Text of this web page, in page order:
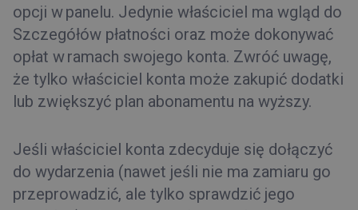
opcji w panelu. Jedynie właściciel ma wgląd do
Szczegółów płatności oraz może dokonywać
opłat w ramach swojego konta. Zwróć uwagę,
że tylko właściciel konta może zakupić dodatki
lub zwiększyć plan abonamentu na wyższy.
Jeśli właściciel konta zdecyduje się dołączyć
do wydarzenia (nawet jeśli nie ma zamiaru go
przeprowadzić, ale tylko sprawdzić jego